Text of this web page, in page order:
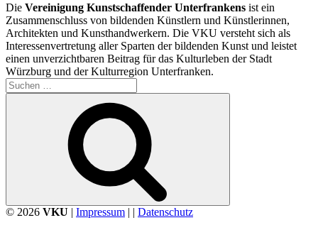
Die Vereinigung Kunstschaffender Unterfrankens ist ein
Zusammenschluss von bildenden Künstlern und Künstlerinnen,
Architekten und Kunsthandwerkern. Die VKU versteht sich als
Interessenvertretung aller Sparten der bildenden Kunst und leistet
einen unverzichtbaren Beitrag für das Kulturleben der Stadt
Würzburg und der Kulturregion Unterfranken.
Suchen
nach:
© 2026 VKU | Impressum | | Datenschutz